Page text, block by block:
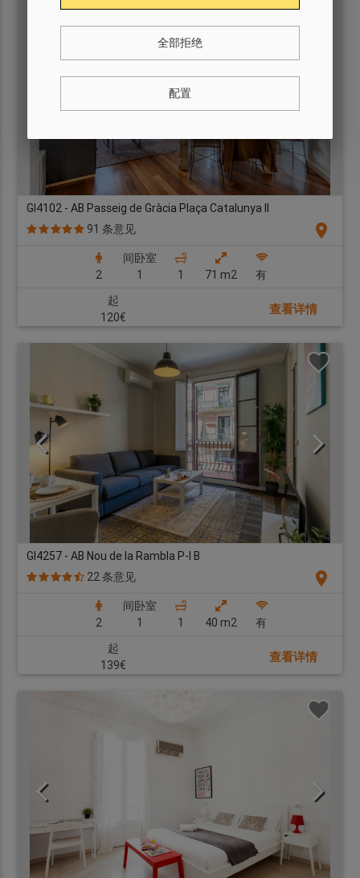
GI4102 - AB Passeig de Gràcia Plaça Catalunya II
91 条意见
location_on
2
间卧室
1
1 71 m2
有
起
120€
查看详情
GI4257 - AB Nou de la Rambla P-I B
22 条意见
location_on
2
间卧室
1
1 40 m2
有
起
139€
查看详情
全部拒绝
配置